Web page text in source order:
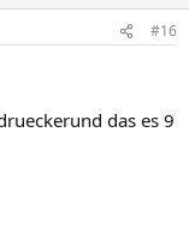
#16
das es 9